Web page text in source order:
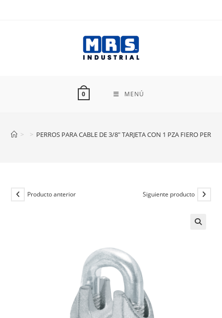
0 MENÚ
> > PERROS PARA CABLE DE 3/8″ TARJETA CON 1 PZA FIERO
Producto anterior Siguiente producto